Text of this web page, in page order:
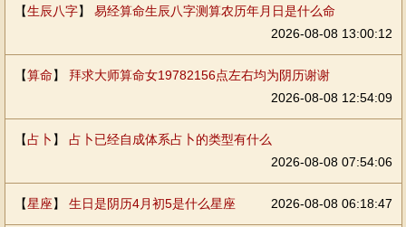
【生辰八字】 易经算命生辰八字测算农历年月日是什么命
2026-08-08 13:00:12
【算命】 拜求大师算命女19782156点左右均为阴历谢谢
2026-08-08 12:54:09
【占卜 】 占卜已经自成体系占卜的类型有什么
2026-08-08 07:54:06
【星座】 生日是阴历4月初5是什么星座 2026-08-08 06:18:47